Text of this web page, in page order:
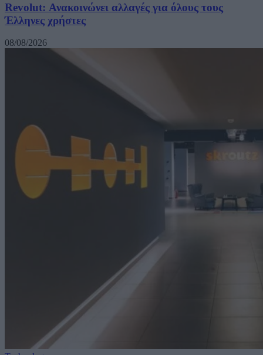
Revolut: Ανακοινώνει αλλαγές για όλους τους
Έλληνες χρήστες
08/08/2026